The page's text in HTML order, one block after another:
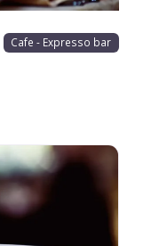
Cafe - Expresso bar